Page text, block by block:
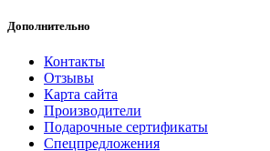
Дополнительно
Контакты
Отзывы
Карта сайта
Производители
Подарочные сертификаты
Спецпредложения